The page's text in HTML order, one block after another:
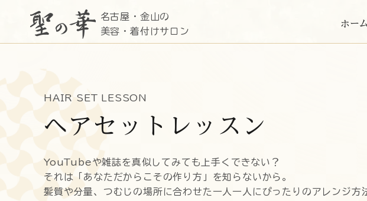
名古屋・金山の
美容・着付けサロン
ホーム
HAIR SET LESSON
ヘアセットレッスン
YouTubeや雑誌を真似してみても上手くできない？
それは「あなただからこその作り方」を知らないから。
髪質や分量、つむじの場所に合わせた一人一人にぴったりのアレンジ方